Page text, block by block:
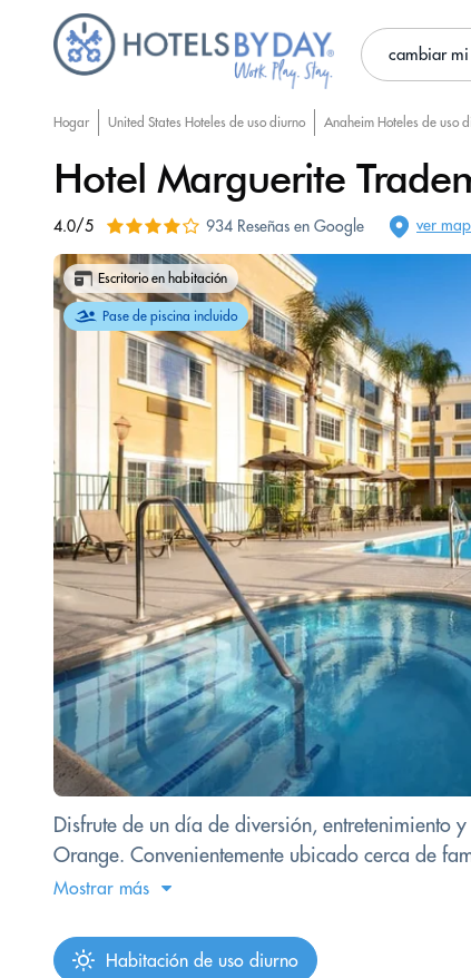
cambiar
Hogar United States Hoteles de uso diurno Anaheim Hoteles de uso
Hotel Marguerite
4.0/5 934 Reseñas en Google ver
Escritorio en habitación
Pase de piscina incluido
Disfrute de un día de diversión, entretenimiento
Orange. Convenientemente ubicado cerca de
Mostrar más
Habitación de uso diurno